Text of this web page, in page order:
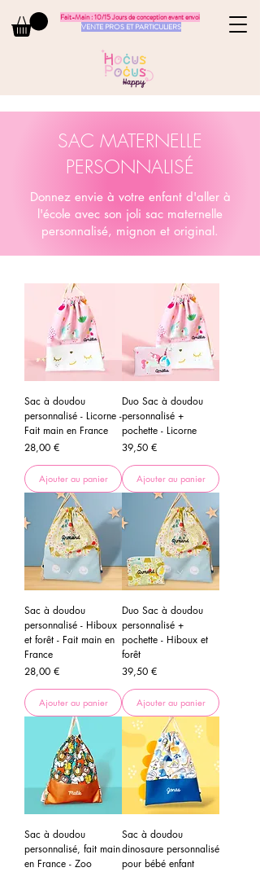
Fait-Main : 10/15 Jours de conception avant envoi
VENTE PROS ET PARTICULIERS
SAC MATERNELLE
PERSONNALISÉ
Donnez envie à votre enfant d'aller à
l'école avec son joli sac maternelle
personnalisé, mignon et original.
Sac à doudou
personnalisé - Licorne -
Fait main en France
Prix
28,00 €
Ajouter au panier
Duo Sac à doudou
personnalisé +
pochette - Licorne
Prix
39,50 €
Ajouter au panier
Sac à doudou
personnalisé - Hiboux
et forêt - Fait main en
France
Prix
28,00 €
Ajouter au panier
Duo Sac à doudou
personnalisé +
pochette - Hiboux et
forêt
Prix
39,50 €
Ajouter au panier
Sac à doudou
personnalisé, fait main
en France - Zoo
Sac à doudou
dinosaure personnalisé
pour bébé enfant